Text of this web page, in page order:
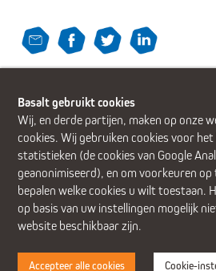
Alphen aan den Rijn (Alrijne
Gouda
Leiden Leiderdorp
Basalt gebruikt cookies
Wij, en derde partijen, maken op onze
cookies. Wij gebruiken cookies voor
statistieken (de cookies van Google
geanonimiseerd), en om voorkeuren op
bepalen welke cookies u wilt toestaan.
op basis van uw instellingen mogelijk
website beschikbaar zijn.
Accepteer alle cookies Cookie-